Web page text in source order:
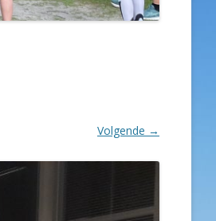
Volgende →